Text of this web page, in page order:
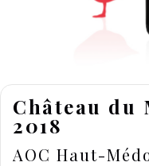
Château du
2018
AOC Haut-